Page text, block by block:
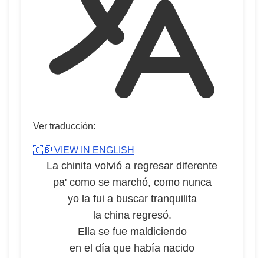
Ver traducción:
🇬🇧 VIEW IN ENGLISH
La chinita volvió a regresar diferente
pa' como se marchó, como nunca
yo la fui a buscar tranquilita
la china regresó.
Ella se fue maldiciendo
en el día que había nacido